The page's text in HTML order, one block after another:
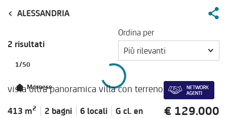
ALESSANDRIA
2 risultati
Ordina per
Più rilevanti
Mornese
1/50
vista ultra panoramica villa con terreno
413 m2 2 bagni 6 locali G cl. en € 129.000